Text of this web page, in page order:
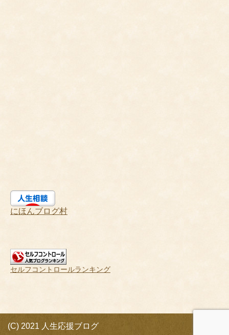
にほんブログ村
セルフコントロールランキング
(C) 2021 人生応援ブログ